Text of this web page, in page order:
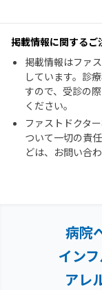
掲載情報に関するご
掲載情報はファ
しています。診
すので、受診の
ください。
ファストドクタ
ついて一切の責
どは、お問い合
病院
イン
アレ